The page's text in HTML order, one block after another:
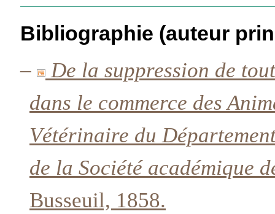
Bibliographie (auteur
–
De la suppression de
dans le commerce des
Vétérinaire du
de la Société académique
Busseuil, 1858.